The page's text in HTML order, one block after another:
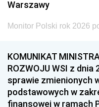
Warszawy
Monitor Polski rok 2026
KOMUNIKAT
ROZWOJU WSI z dnia
sprawie zmienionych
podstawowych w
finansowej w ramach